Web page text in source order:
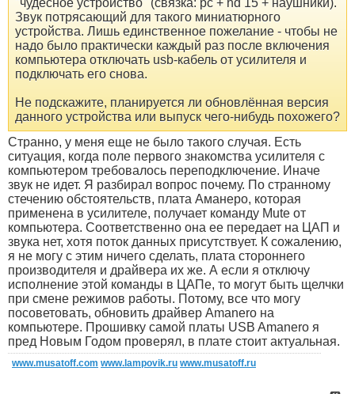
Звук потрясающий для такого миниатюрного
устройства. Лишь единственное пожелание - чтобы не
надо было практически каждый раз после включения
компьютера отключать usb-кабель от усилителя и
подключать его снова.
Не подскажите, планируется ли обновлённая версия
данного устройства или выпуск чего-нибудь похожего?
Странно, у меня еще не было такого случая. Есть
ситуация, когда поле первого знакомства усилителя с
компьютером требовалось переподключение. Иначе
звук не идет. Я разбирал вопрос почему. По странному
стечению обстоятельств, плата Аманеро, которая
применена в усилителе, получает команду Mute от
компьютера. Соответственно она ее передает на ЦАП и
звука нет, хотя поток данных присутствует. К сожалению,
я не могу с этим ничего сделать, плата стороннего
производителя и драйвера их же. А если я отключу
исполнение этой команды в ЦАПе, то могут быть щелчки
при смене режимов работы. Потому, все что могу
посоветовать, обновить драйвер Amanero на
компьютере. Прошивку самой платы USB Amanero я
пред Новым Годом проверял, в плате стоит актуальная.
www.musatoff.com www.lampovik.ru www.musatoff.ru